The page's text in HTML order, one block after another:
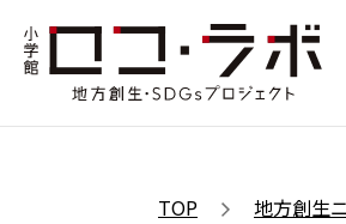
TOP 地方創生